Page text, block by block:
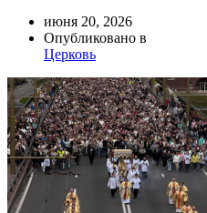
июня 20, 2026
Опубликовано в
Церковь